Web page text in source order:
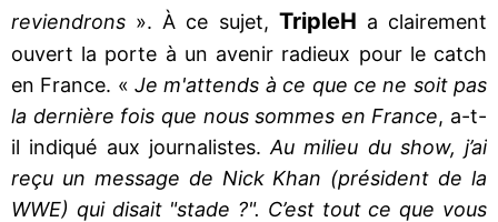
reviendrons ». À ce sujet, TripleH a clairement
ouvert la porte à un avenir radieux pour le catch
en France. «Je m'attends à ce que ce ne soit pas
la dernière fois que nous sommes en France, a-t-
il indiqué aux journalistes. Au milieu du show, j’ai
reçu un message de Nick Khan (président de la
WWE) qui disait "stade ?". C’est tout ce que vous